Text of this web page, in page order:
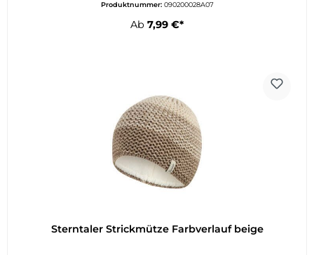
Produktnummer: 090200028A07
Ab 7,99 €*
Sterntaler Strickmütze Farbverlauf beige